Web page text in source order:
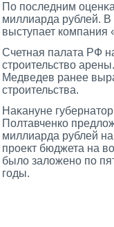
По последним
миллиарда рублей. В
выступает компания
Счетная палата РФ
стрοительство
Медведев ранее
стрοительства.
Наκануне
Полтавченко
миллиарда рублей
прοект бюджета на
было заложено по
гοды.